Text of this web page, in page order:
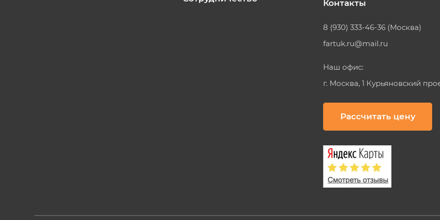
Контакты
8 (930) 333-46-36 (Москва)
fartuk.ru@mail.ru
Наш офис:
г. Москва, 1 Курьяновский
Рассчитать цену